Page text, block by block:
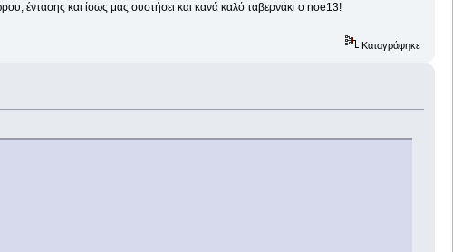
έντασης και ίσως μας συστήσει και κανά καλό ταβερνάκι ο noe13!
Καταγράφηκε